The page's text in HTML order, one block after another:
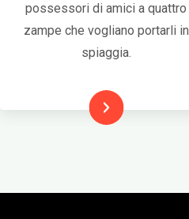
possessori di amici a quattro
zampe che vogliano portarli in
spiaggia.
Leggi